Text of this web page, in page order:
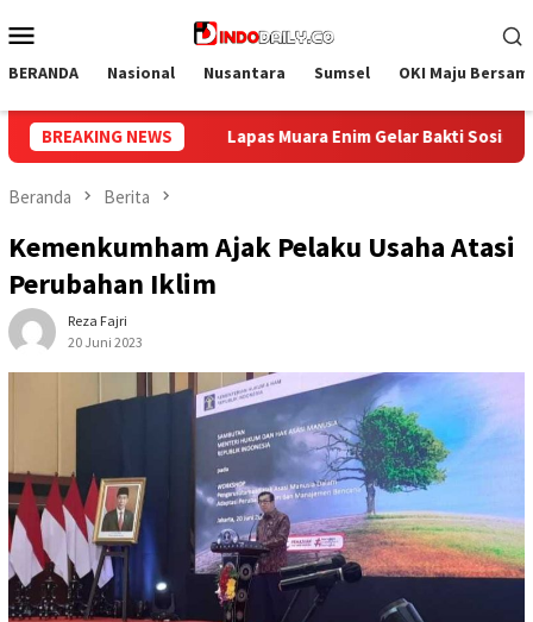
ke
Mobile
BERANDA Nasional Nusantara Sumsel OKI Maju
BREAKING NEWS
Bakti Sosial Donor Darah dalam Rangka Memperingati HUT
Beranda Berita
Kemenkumham Ajak Pelaku Usaha Atasi
Perubahan Iklim
Reza Fajri
20 Juni 2023